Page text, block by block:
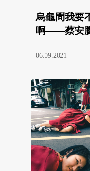
烏龜問我要
啊——蔡安
06.09.2021